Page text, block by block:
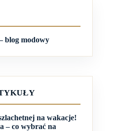
blog modowy
na wakacje!
– co wybrać na